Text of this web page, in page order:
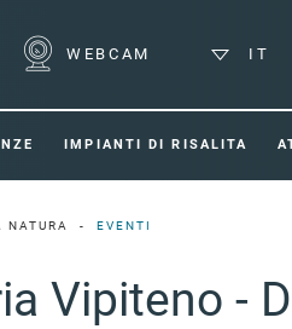
WEBCAM IT
IMPIANTI DI RISALITA
EVENTI
Vipiteno -